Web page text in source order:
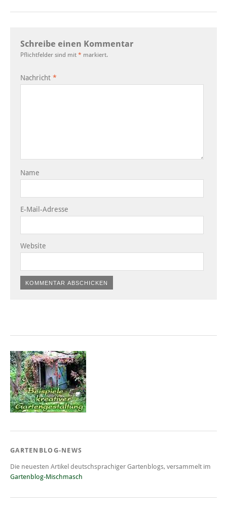
Schreibe einen Kommentar
Pflichtfelder sind mit * markiert.
Nachricht *
Name
E-Mail-Adresse
Website
GARTENBLOG-NEWS
Die neuesten Artikel deutschsprachiger Gartenblogs, versammelt im
Gartenblog-Mischmasch